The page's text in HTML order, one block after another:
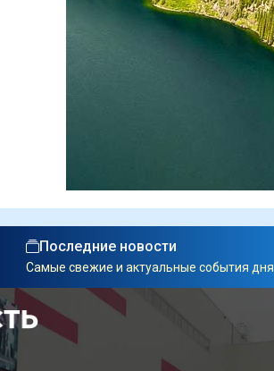
Последние новости
Самые свежие и актуальные события дня